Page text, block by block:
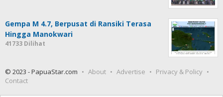
Gempa M 4.7, Berpusat di Ransiki Terasa
Hingga Manokwari
41733 Dilihat
© 2023 - PapuaStar.com About Advertise
Privacy & Policy
Contact